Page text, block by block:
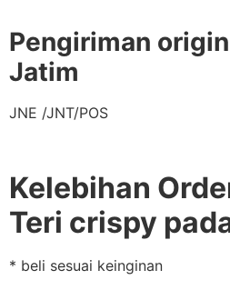
Pengiriman
Jatim
JNE /JNT/POS
Kelebihan
Teri crispy
* beli sesuai keinginan